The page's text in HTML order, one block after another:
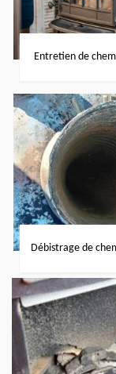
Entretien de
Débistrage de